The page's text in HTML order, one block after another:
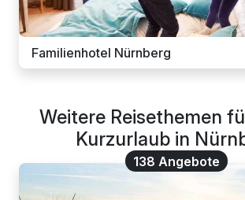
Familienhotel Nürnberg
Weitere Reisethemen
Kurzurlaub in
138 Angebote